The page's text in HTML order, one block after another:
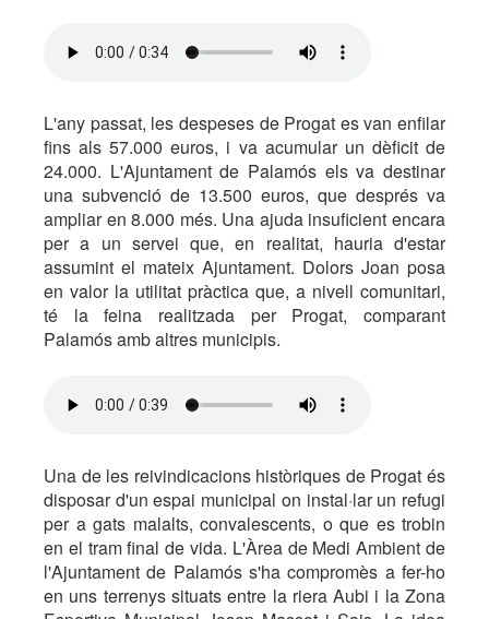
L'any passat, les despeses de Progat es van enfilar
fins als 57.000 euros, i va acumular un dèficit de
24.000. L'Ajuntament de Palamós els va destinar
una subvenció de 13.500 euros, que després va
ampliar en 8.000 més. Una ajuda insuficient encara
per a un servei que, en realitat, hauria d'estar
assumint el mateix Ajuntament. Dolors Joan posa
en valor la utilitat pràctica que, a nivell comunitari,
té la feina realitzada per Progat, comparant
Palamós amb altres municipis.
Una de les reivindicacions històriques de Progat és
disposar d'un espai municipal on instal·lar un refugi
per a gats malalts, convalescents, o que es trobin
en el tram final de vida. L'Àrea de Medi Ambient de
l'Ajuntament de Palamós s'ha compromès a fer-ho
en uns terrenys situats entre la riera Aubi i la Zona